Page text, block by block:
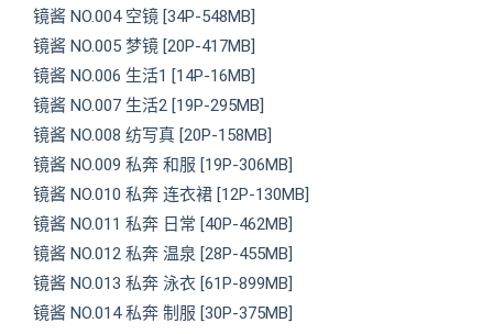
镜酱 NO.004 空镜 [34P-548MB]
镜酱 NO.005 梦镜 [20P-417MB]
镜酱 NO.006 生活1 [14P-16MB]
镜酱 NO.007 生活2 [19P-295MB]
镜酱 NO.008 纺写真 [20P-158MB]
镜酱 NO.009 私奔 和服 [19P-306MB]
镜酱 NO.010 私奔 连衣裙 [12P-130MB]
镜酱 NO.011 私奔 日常 [40P-462MB]
镜酱 NO.012 私奔 温泉 [28P-455MB]
镜酱 NO.013 私奔 泳衣 [61P-899MB]
镜酱 NO.014 私奔 制服 [30P-375MB]